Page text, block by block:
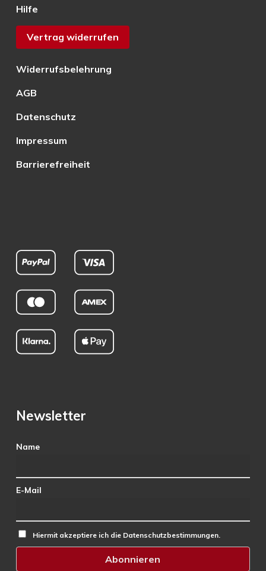
Hilfe
Vertrag widerrufen
Widerrufsbelehrung
AGB
Datenschutz
Impressum
Barrierefreiheit
Newsletter
Name
E-Mail
Hiermit akzeptiere ich die Datenschutzbestimmungen.